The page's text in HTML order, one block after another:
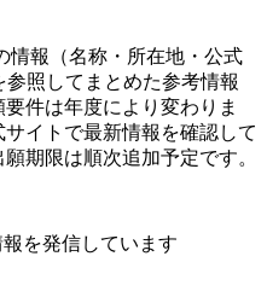
情報（名称・所在地・公式
照してまとめた参考情報
件は年度により変わりま
イトで最新情報を確認して
期限は順次追加予定です。
を発信しています